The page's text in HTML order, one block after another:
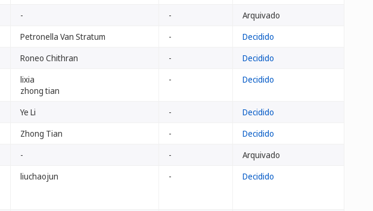
- -
Arquivado
Petronella Van Stratum -
Decidido
Roneo Chithran -
Decidido
lixia
zhong tian
- Decidido
Ye Li -
Decidido
Zhong Tian -
Decidido
- -
Arquivado
liuchaojun - Decidido